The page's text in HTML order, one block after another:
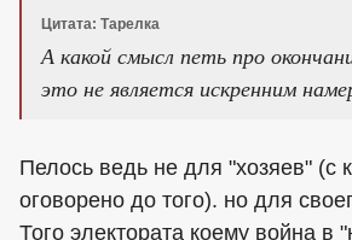
Цитата: Тарелка
А какой смысл петь про
это не является искренним
Пелось ведь не для "хозяев" (с
оговорено до того). но для
Того электората коему война в